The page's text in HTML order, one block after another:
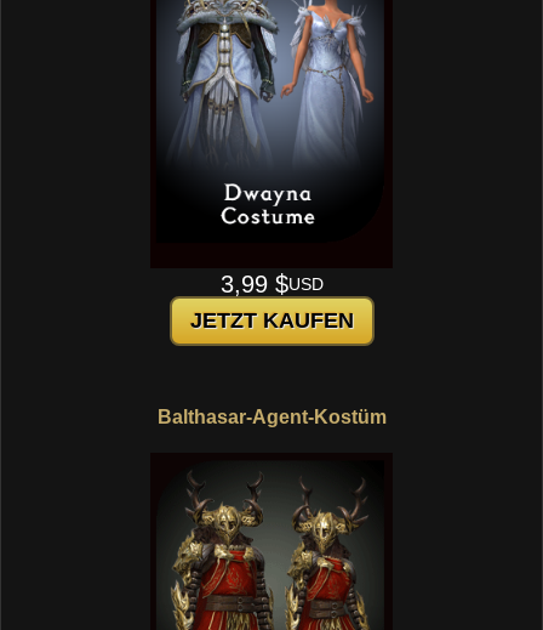
3,99 $USD
JETZT KAUFEN
Balthasar-Agent-Kostüm